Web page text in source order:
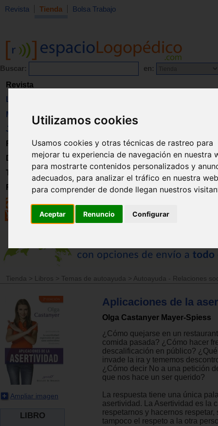
Utilizamos cookies
Usamos cookies y otras técnicas de rastreo para
mejorar tu experiencia de navegación en nuestra
para mostrarte contenidos personalizados y
adecuados, para analizar el tráfico en nuestra
para comprender de donde llegan nuestros
Aceptar Renuncio Configurar
Revista Tienda Bolsa Trabajo
Buscar: en:
Revista
Libros
Material
Juguetes
Formación
Directorio
Trabajo
Registro
Tienda > Libros > Temas de autoayuda > Autoayuda - Relaciones
Ampliar imagen
LIBRO
Aplicaciones de la
Olga Castanyer Mayer-Spiess
¿Cómo quejarse en un
comida pasada? ¿Cómo hacer
descalificación en público?
invade la ira y tememos
¿Cómo decir No a una petición
que nos hace un ser querido?
La respuesta tiene una única
asertividad. La Asertividad es la
respetarnos y hacernos respetar,
tampoco el respeto a la otra